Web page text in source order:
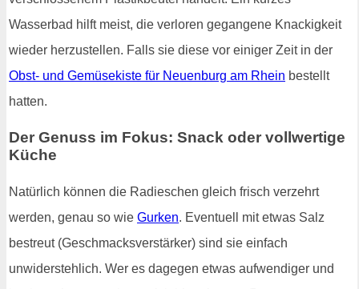
Wasserbad hilft meist, die verloren gegangene Knackigkeit
wieder herzustellen. Falls sie diese vor einiger Zeit in der
Obst- und Gemüsekiste für Neuenburg am Rhein bestellt
hatten.
Der Genuss im Fokus: Snack oder vollwertige
Küche
Natürlich können die Radieschen gleich frisch verzehrt
werden, genau so wie Gurken. Eventuell mit etwas Salz
bestreut (Geschmacksverstärker) sind sie einfach
unwiderstehlich. Wer es dagegen etwas aufwendiger und